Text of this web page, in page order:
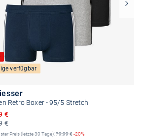
verfügbar
Retro Boxer - 95/5 Stretch
€
Preis
€
Preis (letzte 30 Tage):79,99€ -20%